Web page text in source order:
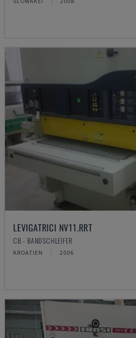
LEVIGATRICI NV11.RRT
CB - BANDSCHLEIFER
KROATIEN 2006